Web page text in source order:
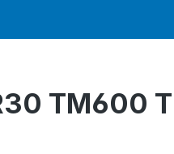
TM600